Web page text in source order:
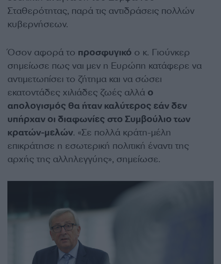
Σταθερότητας, παρά τις αντιδράσεις πολλών
κυβερνήσεων.
Όσον αφορά το προσφυγικό ο κ. Γιούνκερ
σημείωσε πως ναι μεν η Ευρώπη κατάφερε να
αντιμετωπίσει το ζήτημα και να σώσει
εκατοντάδες χιλιάδες ζωές αλλά ο
απολογισμός θα ήταν καλύτερος εάν δεν
υπήρχαν οι διαφωνίες στο Συμβούλιο των
κρατών-μελών. «Σε πολλά κράτη-μέλη
επικράτησε η εσωτερική πολιτική έναντι της
αρχής της αλληλεγγύης», σημείωσε.